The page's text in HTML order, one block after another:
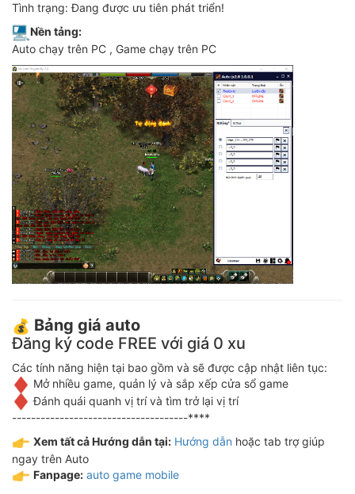
Tình trạng: Đang được ưu tiên phát triển!
Nền tảng:
Auto chạy trên PC , Game chạy trên PC
Bảng giá auto
Đăng ký code FREE với giá 0 xu
Các tính năng hiện tại bao gồm và sẽ được cập nhật liên tục:
Mở nhiều game, quản lý và sắp xếp cửa sổ game
Đánh quái quanh vị trí và tìm trở lại vị trí
-------------------------------------****
Xem tất cả Hướng dẫn tại: Hướng dẫn hoặc tab trợ giúp
ngay trên Auto
Fanpage: auto game mobile